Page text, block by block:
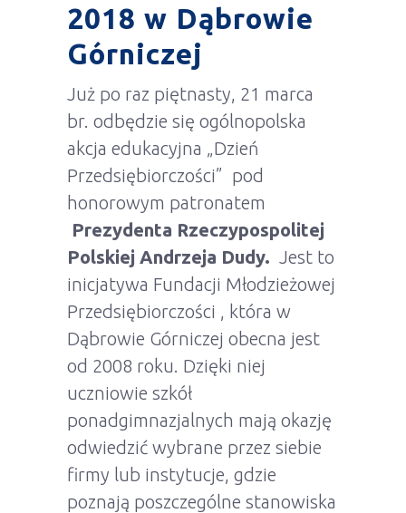
2018 w Dąbrowie
Górniczej
Już po raz piętnasty, 21 marca
br. odbędzie się ogólnopolska
akcja edukacyjna „Dzień
Przedsiębiorczości” pod
honorowym patronatem
Prezydenta Rzeczypospolitej
Polskiej Andrzeja Dudy. Jest to
inicjatywa Fundacji Młodzieżowej
Przedsiębiorczości , która w
Dąbrowie Górniczej obecna jest
od 2008 roku. Dzięki niej
uczniowie szkół
ponadgimnazjalnych mają okazję
odwiedzić wybrane przez siebie
firmy lub instytucje, gdzie
poznają poszczególne stanowiska